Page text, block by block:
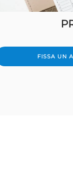
FISSA UN